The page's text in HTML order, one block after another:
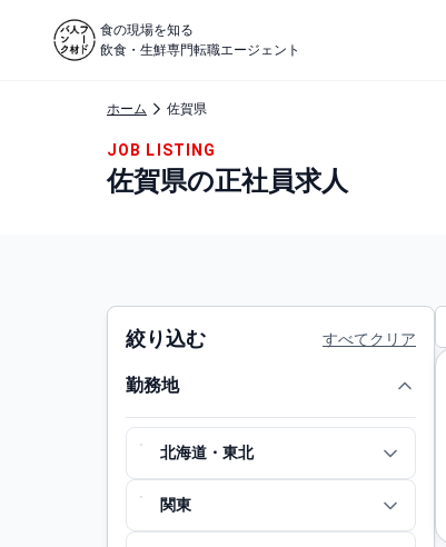
食の現場を知る
飲食・生鮮専門転職エージェント
ホーム 佐賀県
JOB LISTING
佐賀県の正社員求人
絞り込む すべてクリア
勤務地
北海道・東北
関東